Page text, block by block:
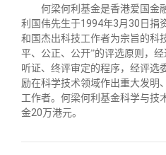
院系校友工
专业委员会
兴趣群体
捐赠新闻
捐赠纪事
捐赠方法
《清华校友
《水木清华
我要订阅
百年清华
清华人物
清华故事
校友服务
终身学习
校友总会
何梁何利基金是香港爱国金
利国伟先生于1994年3月 30 日捐
和国杰出科技工作者为宗旨的科
平、公正、公开”的评选原则，
听证、终评审定的程序，经评选
励在科学技术领域作出重大发明
工作者。何梁何利基金科学与技
金20 万港元。